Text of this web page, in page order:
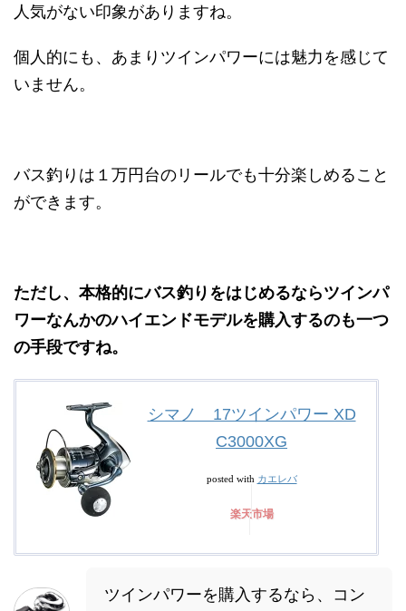
人気がない印象がありますね。
個人的にも、あまりツインパワーには魅力を感じて
いません。
バス釣りは１万円台のリールでも十分楽しめること
ができます。
ただし、本格的にバス釣りをはじめるならツインパ
ワーなんかのハイエンドモデルを購入するのも一つ
の手段ですね。
シマノ 17ツインパワー XD
C3000XG
posted with カエレバ
楽天市場
ツインパワーを購入するなら、コン